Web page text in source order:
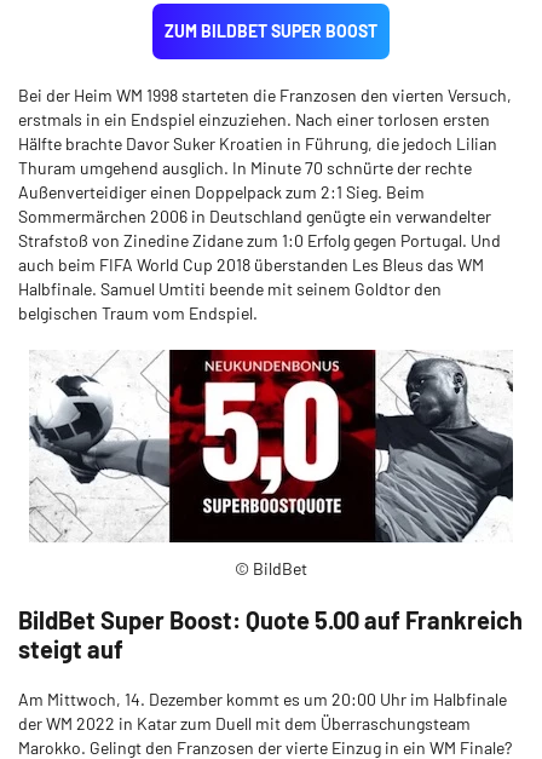
ZUM BILDBET SUPER BOOST
Bei der Heim WM 1998 starteten die Franzosen den vierten Versuch,
erstmals in ein Endspiel einzuziehen. Nach einer torlosen ersten
Hälfte brachte Davor Suker Kroatien in Führung, die jedoch Lilian
Thuram umgehend ausglich. In Minute 70 schnürte der rechte
Außenverteidiger einen Doppelpack zum 2:1 Sieg. Beim
Sommermärchen 2006 in Deutschland genügte ein verwandelter
Strafstoß von Zinedine Zidane zum 1:0 Erfolg gegen Portugal. Und
auch beim FIFA World Cup 2018 überstanden Les Bleus das WM
Halbfinale. Samuel Umtiti beende mit seinem Goldtor den
belgischen Traum vom Endspiel.
© BildBet
BildBet Super Boost: Quote 5.00 auf Frankreich
steigt auf
Am Mittwoch, 14. Dezember kommt es um 20:00 Uhr im Halbfinale
der WM 2022 in Katar zum Duell mit dem Überraschungsteam
Marokko. Gelingt den Franzosen der vierte Einzug in ein WM Finale?